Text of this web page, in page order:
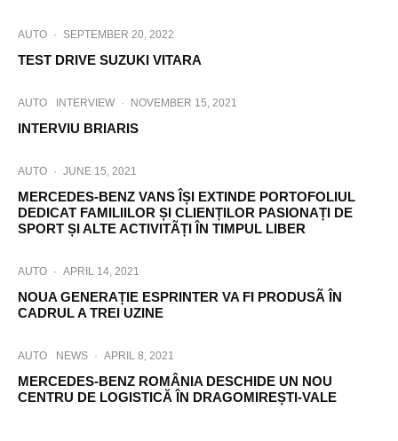
AUTO · SEPTEMBER 20, 2022
TEST DRIVE SUZUKI VITARA
AUTO INTERVIEW · NOVEMBER 15, 2021
INTERVIU BRIARIS
AUTO · JUNE 15, 2021
MERCEDES-BENZ VANS ÎȘI EXTINDE PORTOFOLIUL
DEDICAT FAMILIILOR ȘI CLIENȚILOR PASIONAȚI DE
SPORT ȘI ALTE ACTIVITÃȚI ÎN TIMPUL LIBER
AUTO · APRIL 14, 2021
NOUA GENERAȚIE ESPRINTER VA FI PRODUSÃ ÎN
CADRUL A TREI UZINE
AUTO NEWS · APRIL 8, 2021
MERCEDES-BENZ ROMÂNIA DESCHIDE UN NOU
CENTRU DE LOGISTICĂ ÎN DRAGOMIREȘTI-VALE